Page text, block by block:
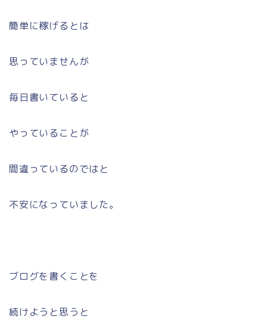
簡単に稼げるとは
思っていませんが
毎日書いていると
やっていることが
間違っているのではと
不安になっていました。
ブログを書くことを
続けようと思うと